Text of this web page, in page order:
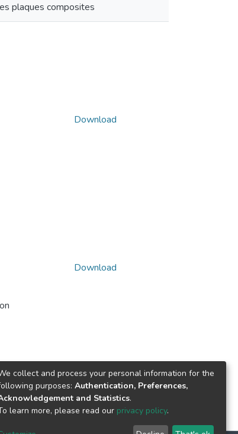
plaques composites
Download
Download
collect and process your personal information for the
purposes: Authentication, Preferences,
and Statistics.
learn more, please read our privacy policy.